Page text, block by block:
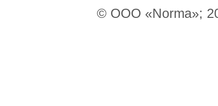
© ООО «Norma»;